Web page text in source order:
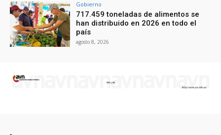
Gobierno
717.459 toneladas de alimentos se
han distribuido en 2026 en todo el
país
agosto 8, 2026